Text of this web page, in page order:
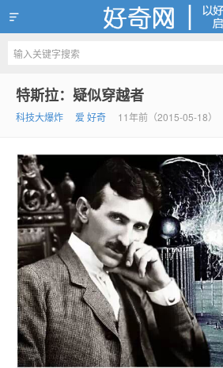
好奇网
特斯拉：疑似穿越者
科技大爆炸 爱 好奇 11年前（2015-05-18）